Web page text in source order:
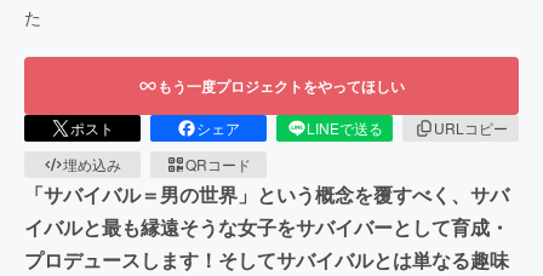
た
もう一度プロジェクトをやってほしい
ポスト シェア LINEで送る
URLコピー
埋め込み
QRコード
「サバイバル＝男の世界」という概念を覆すべく、サバ
イバルと最も縁遠そうな女子をサバイバーとして育成・
プロデュースします！そしてサバイバルとは単なる趣味